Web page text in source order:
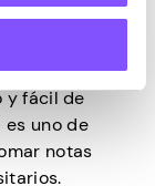
y fácil de
uno de
notas